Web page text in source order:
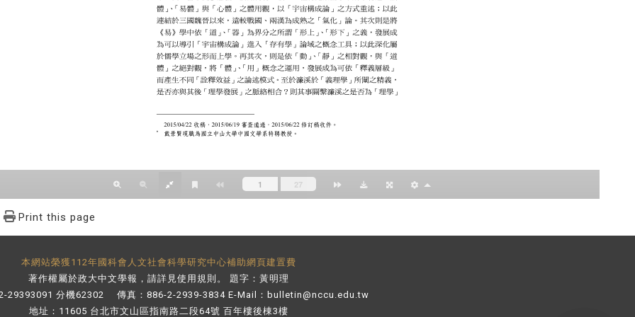
Print this page
本網站榮獲112年國科會人文社會科學研究中心補助網頁建置費
著作權屬於政大中文學報，請詳見 使用規則 。 題字：黃明理
29393091 分機62302 傳真：886-2-2939-3834 E-Mail： bulletin@nccu.edu.tw
地址：11605 台北市文山區指南路二段64號 百年樓後棟3樓